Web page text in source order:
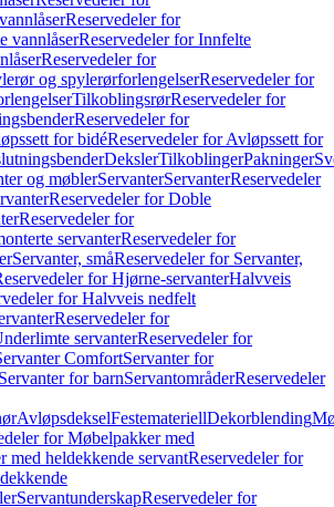
Reservedeler for
vannlåserReservedeler for Innfelte
Reservedeler for
og spylerørforlengelserReservedeler for
TilkoblingsrørReservedeler for
Reservedeler for
for bidéReservedeler for Avløpssett for
DekslerTilkoblingerPakninger
og møblerServanterServanterReservedeler
Reservedeler for Doble
Reservedeler for
servanterReservedeler for
Servanter, småReservedeler for Servanter,
for Hjørne-servanterHalvveis
for Halvveis nedfelt
Reservedeler for
servanterReservedeler for
ComfortServanter for
for barnServantområderReservedeler
AvløpsdekselFestemateriellDekorblending
for Møbelpakker med
med heldekkende servantReservedeler for
ServantunderskapReservedeler for